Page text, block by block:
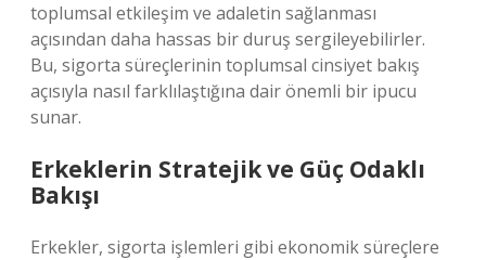
toplumsal etkileşim ve adaletin sağlanması
açısından daha hassas bir duruş sergileyebilirler.
Bu, sigorta süreçlerinin toplumsal cinsiyet bakış
açısıyla nasıl farklılaştığına dair önemli bir ipucu
sunar.
Erkeklerin Stratejik ve Güç Odaklı
Bakışı
Erkekler, sigorta işlemleri gibi ekonomik süreçlere